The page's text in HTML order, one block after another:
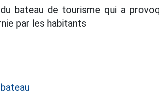
bateau de tourisme qui a
par les habitants